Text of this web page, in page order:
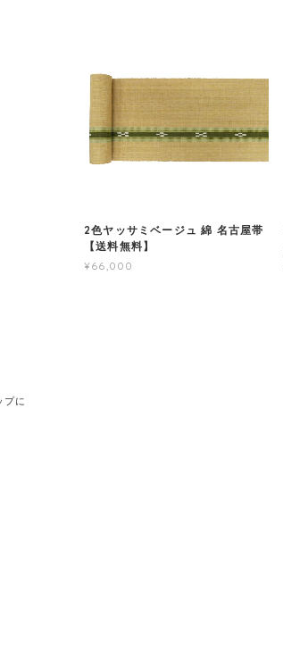
2色ヤッサミベージュ 綿 名古屋帯
【送料無料】
¥66,000
プに